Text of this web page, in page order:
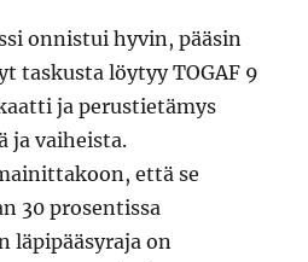
onnistui hyvin, pääsin
taskusta löytyy TOGAF 9
ja perustietämys
ja vaiheista.
että se
30 prosentissa
läpipääsyraja on